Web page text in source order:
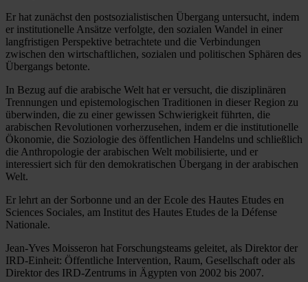
Er hat zunächst den postsozialistischen Übergang untersucht, indem
er institutionelle Ansätze verfolgte, den sozialen Wandel in einer
langfristigen Perspektive betrachtete und die Verbindungen
zwischen den wirtschaftlichen, sozialen und politischen Sphären des
Übergangs betonte.
In Bezug auf die arabische Welt hat er versucht, die disziplinären
Trennungen und epistemologischen Traditionen in dieser Region zu
überwinden, die zu einer gewissen Schwierigkeit führten, die
arabischen Revolutionen vorherzusehen, indem er die institutionelle
Ökonomie, die Soziologie des öffentlichen Handelns und schließlich
die Anthropologie der arabischen Welt mobilisierte, und er
interessiert sich für den demokratischen Übergang in der arabischen
Welt.
Er lehrt an der Sorbonne und an der Ecole des Hautes Etudes en
Sciences Sociales, am Institut des Hautes Etudes de la Défense
Nationale.
Jean-Yves Moisseron hat Forschungsteams geleitet, als Direktor der
IRD-Einheit: Öffentliche Intervention, Raum, Gesellschaft oder als
Direktor des IRD-Zentrums in Ägypten von 2002 bis 2007.